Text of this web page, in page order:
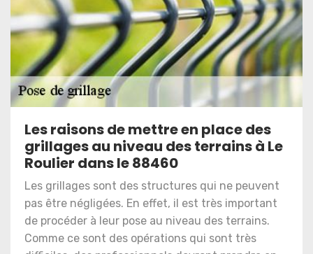
Les raisons de mettre en place des
grillages au niveau des terrains à Le
Roulier dans le 88460
Les grillages sont des structures qui ne peuvent
pas être négligées. En effet, il est très important
de procéder à leur pose au niveau des terrains.
Comme ce sont des opérations qui sont très